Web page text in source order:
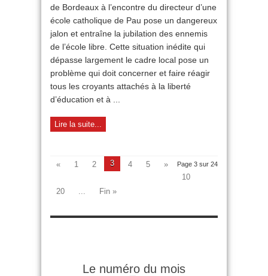
Requiem
l’enseignement
libre
?
de Bordeaux à l’encontre du directeur d’une
école catholique de Pau pose un dangereux
jalon et entraîne la jubilation des ennemis
de l’école libre. Cette situation inédite qui
dépasse largement le cadre local pose un
problème qui doit concerner et faire réagir
tous les croyants attachés à la liberté
d’éducation et à ...
Lire la suite...
Page 3 sur 24
« 1 2 3 4 5
»
10
20
... Fin »
Le numéro du mois